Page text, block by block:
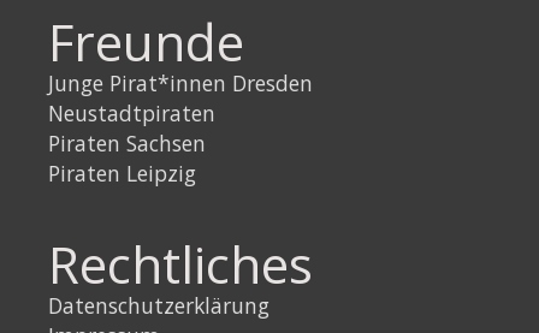
Freunde
Junge Pirat*innen Dresden
Neustadtpiraten
Piraten Sachsen
Piraten Leipzig
Rechtliches
Datenschutzerklärung